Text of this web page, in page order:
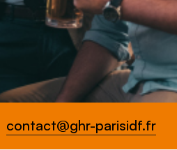
contact@ghr-parisidf.fr